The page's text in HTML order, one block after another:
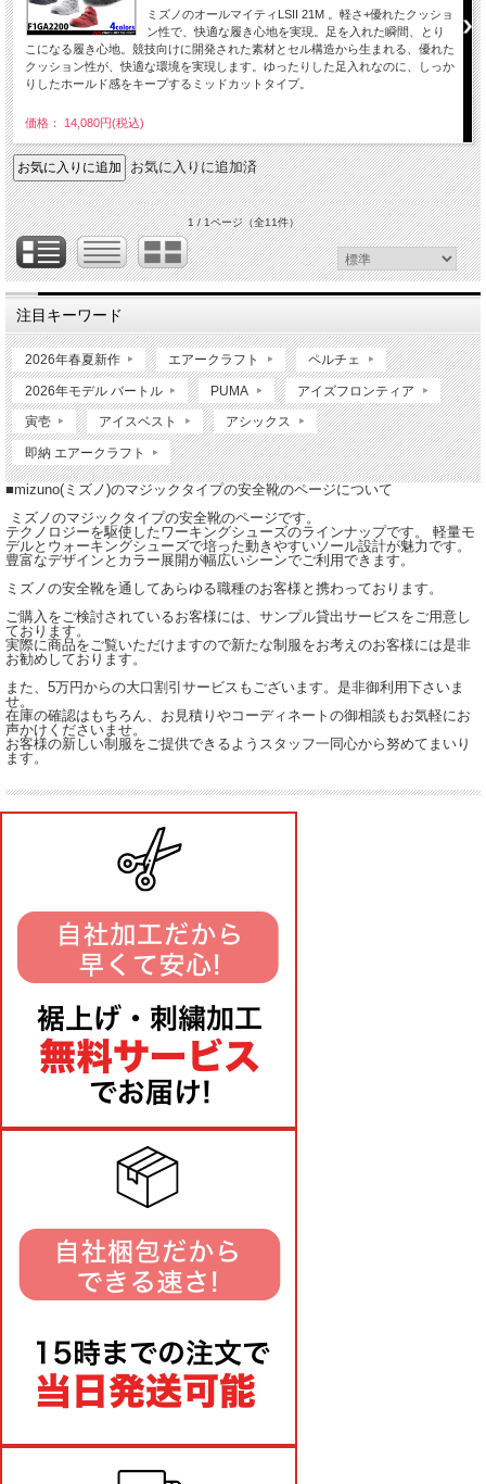
ミズノのオールマイティLSII 21M 。軽さ+優れたクッショ
ン性で、快適な履き心地を実現。足を入れた瞬間、とり
こになる履き心地。競技向けに開発された素材とセル構造から生まれる、優れた
クッション性が、快適な環境を実現します。ゆったりした足入れなのに、しっか
りしたホールド感をキープするミッドカットタイプ。
価格： 14,080円(税込)
お気に入りに追加済
1 / 1ページ（全11件）
注目キーワード
2026年春夏新作 エアークラフト ペルチェ
2026年モデル バートル PUMA アイズフロンティア
寅壱 アイスベスト アシックス
即納 エアークラフト
■mizuno(ミズノ)のマジックタイプの安全靴のページについて
ミズノのマジックタイプの安全靴のページです。
テクノロジーを駆使したワーキングシューズのラインナップです。 軽量モ
デルとウォーキングシューズで培った動きやすいソール設計が魅力です。
豊富なデザインとカラー展開が幅広いシーンでご利用できます。
ミズノの安全靴を通してあらゆる職種のお客様と携わっております。
ご購入をご検討されているお客様には、サンプル貸出サービスをご用意し
ております。
実際に商品をご覧いただけますので新たな制服をお考えのお客様には是非
お勧めしております。
また、5万円からの大口割引サービスもございます。是非御利用下さいま
せ。
在庫の確認はもちろん、お見積りやコーディネートの御相談もお気軽にお
声かけくださいませ。
お客様の新しい制服をご提供できるようスタッフ一同心から努めてまいり
ます。